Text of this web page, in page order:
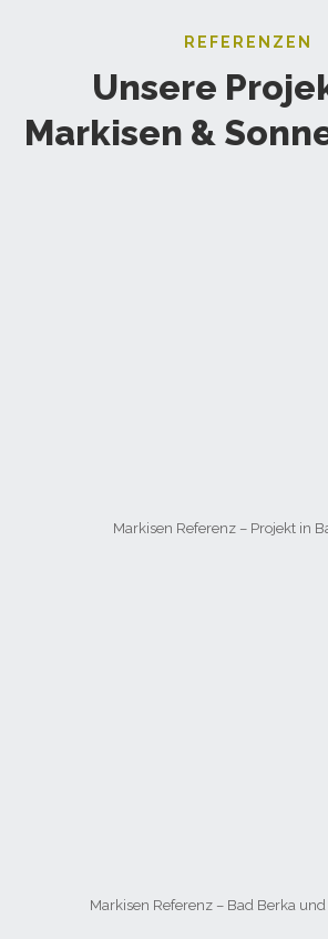
REFERENZEN
Unsere
Markisen &
Markisen Referenz – Projekt in
Markisen Referenz – Bad Berka